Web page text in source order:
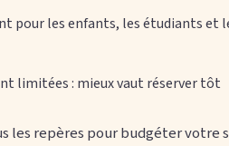
pour les enfants, les étudiants et
limitées : mieux vaut réserver tôt
les repères pour budgéter votre